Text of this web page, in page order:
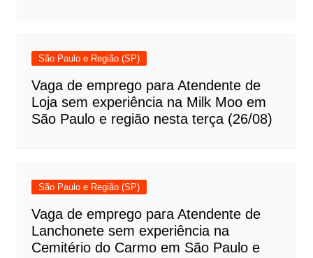
São Paulo e Região (SP)
Vaga de emprego para Atendente de
Loja sem experiência na Milk Moo em
São Paulo e região nesta terça (26/08)
São Paulo e Região (SP)
Vaga de emprego para Atendente de
Lanchonete sem experiência na
Cemitério do Carmo em São Paulo e